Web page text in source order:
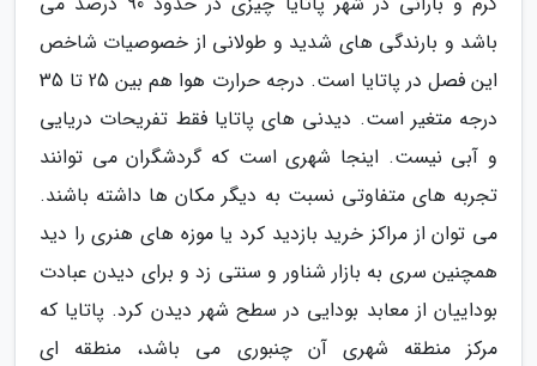
باشد و بارندگی های شدید و طولانی از خصوصیات شاخص
این فصل در پاتایا است. درجه حرارت هوا هم بین 25 تا 35
درجه متغیر است. دیدنی های پاتایا فقط تفریحات دریایی
و آبی نیست. اینجا شهری است که گردشگران می توانند
تجربه های متفاوتی نسبت به دیگر مکان ها داشته باشند.
می توان از مراکز خرید بازدید کرد یا موزه های هنری را دید
همچنین سری به بازار شناور و سنتی زد و برای دیدن عبادت
بوداییان از معابد بودایی در سطح شهر دیدن کرد. پاتایا که
مرکز منطقه شهری آن چنبوری می باشد، منطقه ای